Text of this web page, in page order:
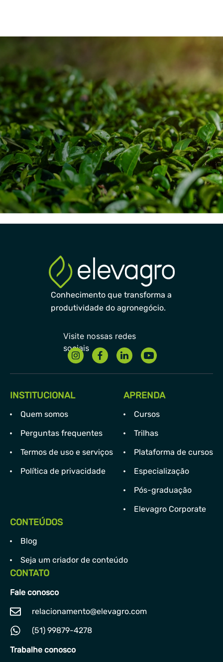
Conhecimento que transforma a
produtividade do agronegócio.
INSTITUCIONAL
Quem somos
Perguntas frequentes
Termos de uso e serviços
Política de privacidade
APRENDA
Cursos
Trilhas
Plataforma de cursos
Especialização
Pós-graduação
Elevagro Corporate
CONTEÚDOS
Blog
Seja um criador de conteúdo
CONTATO
Fale conosco
relacionamento@elevagro.com
(51) 99879-4278
Trabalhe conosco